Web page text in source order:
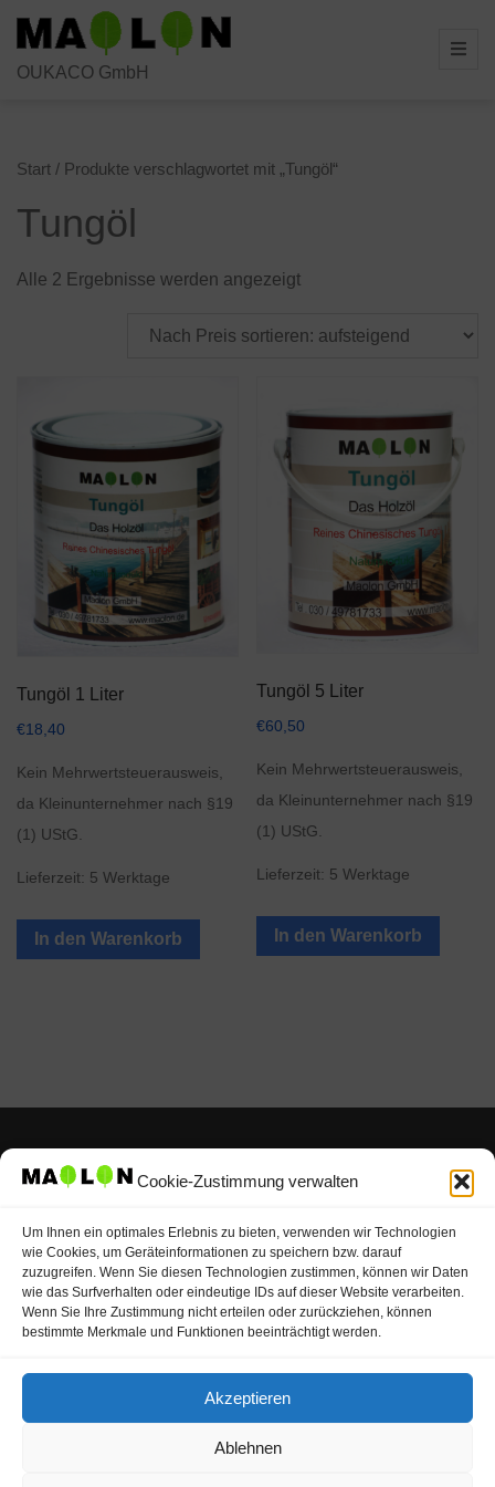
Cookie-Zustimmung verwalten
Um Ihnen ein optimales Erlebnis zu bieten, verwenden wir Technologien
wie Cookies, um Geräteinformationen zu speichern bzw. darauf
zuzugreifen. Wenn Sie diesen Technologien zustimmen, können wir Daten
wie das Surfverhalten oder eindeutige IDs auf dieser Website verarbeiten.
Wenn Sie Ihre Zustimmung nicht erteilen oder zurückziehen, können
bestimmte Merkmale und Funktionen beeinträchtigt werden.
Akzeptieren
Ablehnen
Skip
content
OUKACO GmbH
Start / Produkte verschlagwortet mit „Tungöl“
Tungöl
Alle 2 Ergebnisse werden angezeigtNach
sortiert:
Tungöl 1 Liter
€18,40
Kein Mehrwertsteuerausweis,
da Kleinunternehmer nach §19
(1) UStG.
Lieferzeit: 5 Werktage
In den Warenkorb
Tungöl 5 Liter
€60,50
Kein Mehrwertsteuerausweis,
da Kleinunternehmer nach §19
(1) UStG.
Lieferzeit: 5 Werktage
In den Warenkorb
Kontakt
Impressum